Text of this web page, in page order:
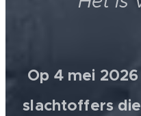
Op 4 mei
slachtoffers